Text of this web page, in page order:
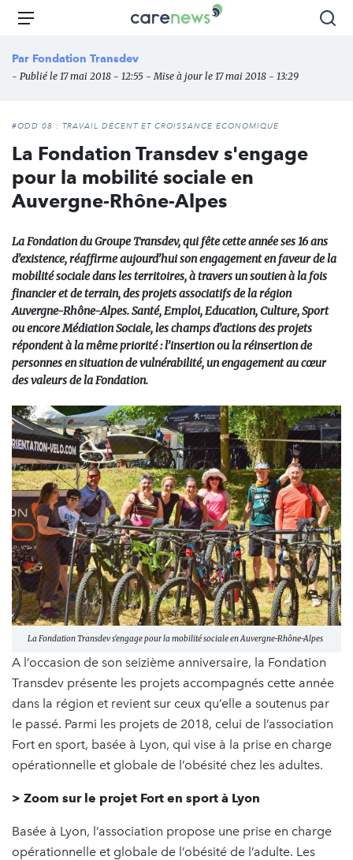
Aller
principal
Carenews,
des
l'engagement
Menu
Par Fondation Transdev
- Publié le 17 mai 2018 - 12:55 - Mise à jour le 17 mai 2018 - 13:29
#ODD 08 : TRAVAIL DÉCENT ET CROISSANCE ÉCONOMIQUE
La Fondation Transdev s'engage
pour la mobilité sociale en
Auvergne-Rhône-Alpes
La Fondation du Groupe Transdev, qui fête cette année ses 16 ans
d’existence, réaffirme aujourd’hui son engagement en faveur de la
mobilité sociale dans les territoires, à travers un soutien à la fois
financier et de terrain, des projets associatifs de la région
Auvergne-Rhône-Alpes. Santé, Emploi, Education, Culture, Sport
ou encore Médiation Sociale, les champs d’actions des projets
répondent à la même priorité : l’insertion ou la réinsertion de
personnes en situation de vulnérabilité, un engagement au cœur
des valeurs de la Fondation.
La Fondation Transdev s'engage pour la mobilité sociale en Auvergne-Rhône-Alpes
A l’occasion de son seizième anniversaire, la Fondation
Transdev présente les projets accompagnés cette année
dans la région et revient sur ceux qu’elle a soutenus par
le passé. Parmi les projets de 2018, celui de l’association
Fort en sport, basée à Lyon, qui vise à la prise en charge
opérationnelle et globale de l’obésité chez les adultes.
> Zoom sur le projet Fort en sport à Lyon
Basée à Lyon, l’association propose une prise en charge
opérationnelle et globale de l’obésité de l’adulte. Les